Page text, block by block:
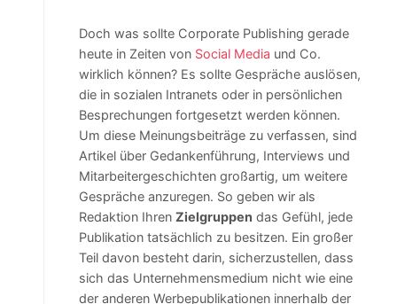
Doch was sollte Corporate Publishing gerade
heute in Zeiten von Social Media und Co.
wirklich können? Es sollte Gespräche auslösen,
die in sozialen Intranets oder in persönlichen
Besprechungen fortgesetzt werden können.
Um diese Meinungsbeiträge zu verfassen, sind
Artikel über Gedankenführung, Interviews und
Mitarbeitergeschichten großartig, um weitere
Gespräche anzuregen. So geben wir als
Redaktion Ihren Zielgruppen das Gefühl, jede
Publikation tatsächlich zu besitzen. Ein großer
Teil davon besteht darin, sicherzustellen, dass
sich das Unternehmensmedium nicht wie eine
der anderen Werbepublikationen innerhalb der